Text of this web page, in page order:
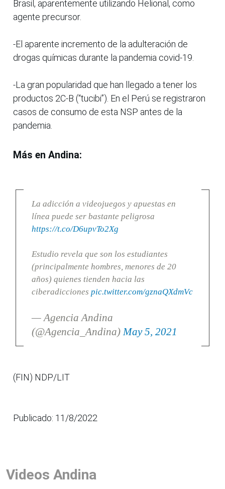
Brasil, aparentemente utilizando Helional, como
agente precursor.
-El aparente incremento de la adulteración de
drogas químicas durante la pandemia covid-19.
-La gran popularidad que han llegado a tener los
productos 2C-B (“tucibi”). En el Perú se registraron
casos de consumo de esta NSP antes de la
pandemia.
Más en Andina:
La adicción a videojuegos y apuestas en
línea puede ser bastante peligrosa
https://t.co/D6upvTo2Xg
Estudio revela que son los estudiantes
(principalmente hombres, menores de 20
años) quienes tienden hacia las
ciberadicciones pic.twitter.com/gznaQXdmVc
— Agencia Andina
(@Agencia_Andina) May 5, 2021
(FIN) NDP/LIT
Publicado: 11/8/2022
Videos Andina